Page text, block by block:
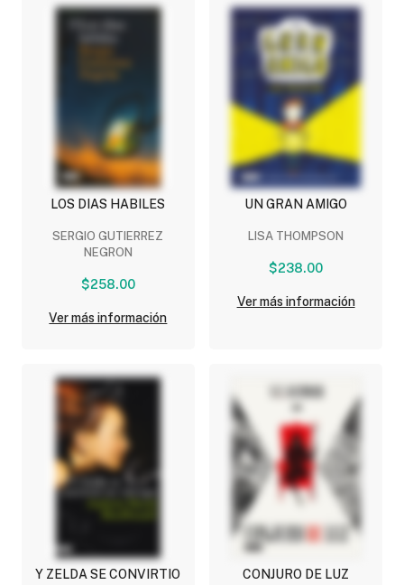
LOS DIAS HABILES
SERGIO GUTIERREZ
NEGRON
$258.00
Ver más información
UN GRAN AMIGO
LISA THOMPSON
$238.00
Ver más información
Y ZELDA SE CONVIRTIO
CONJURO DE LUZ